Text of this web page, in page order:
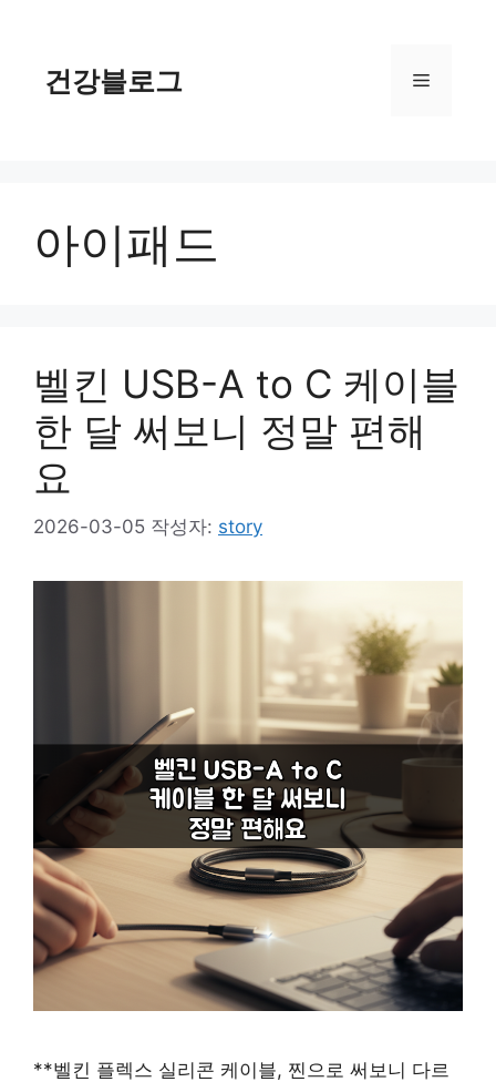
건강블로그 메
아이패드
벨킨 USB-A to C 케이블
한 달 써보니 정말 편해
요
2026-03-05 작성자: story
**벨킨 플렉스 실리콘 케이블, 찐으로 써보니 다르